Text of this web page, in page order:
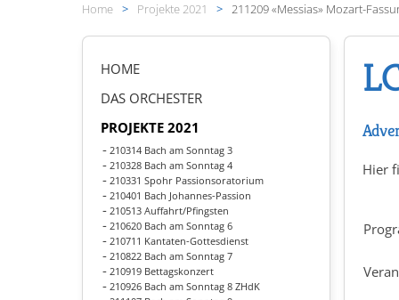
Home Projekte 2021 211209 «Messias» Mozart-
Hier
HOME
DAS ORCHESTER
PROJEKTE 2021
210314 Bach am Sonntag 3
210328 Bach am Sonntag 4
210331 Spohr Passionsoratorium
210401 Bach Johannes-Passion
210513 Auffahrt/Pfingsten
210620 Bach am Sonntag 6
210711 Kantaten-Gottesdienst
210822 Bach am Sonntag 7
210919 Bettagskonzert
210926 Bach am Sonntag 8 ZHdK